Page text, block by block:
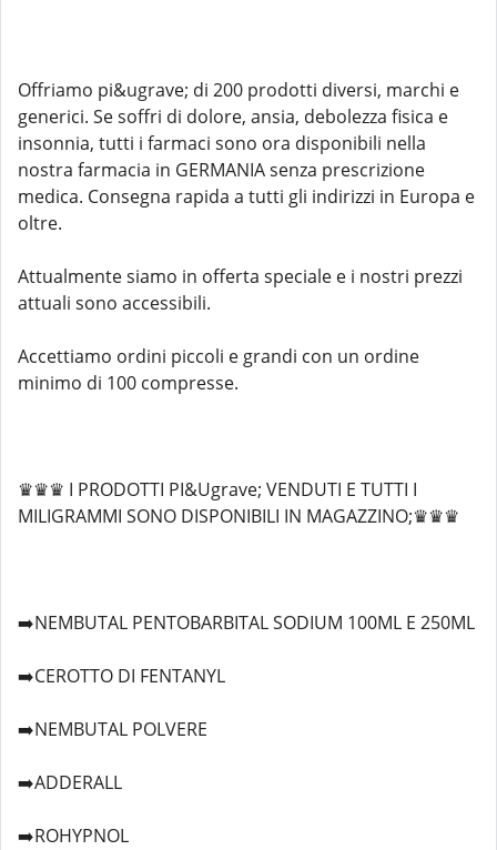
Offriamo pi&ugrave; di 200 prodotti diversi, marchi e
generici. Se soffri di dolore, ansia, debolezza fisica e
insonnia, tutti i farmaci sono ora disponibili nella
nostra farmacia in GERMANIA senza prescrizione
medica. Consegna rapida a tutti gli indirizzi in Europa e
oltre.
Attualmente siamo in offerta speciale e i nostri prezzi
attuali sono accessibili.
Accettiamo ordini piccoli e grandi con un ordine
minimo di 100 compresse.
♛♛♛ I PRODOTTI PI&Ugrave; VENDUTI E TUTTI I
MILIGRAMMI SONO DISPONIBILI IN MAGAZZINO;♛♛♛
➡️NEMBUTAL PENTOBARBITAL SODIUM 100ML E 250ML
➡️CEROTTO DI FENTANYL
➡️NEMBUTAL POLVERE
➡️ADDERALL
➡️ROHYPNOL